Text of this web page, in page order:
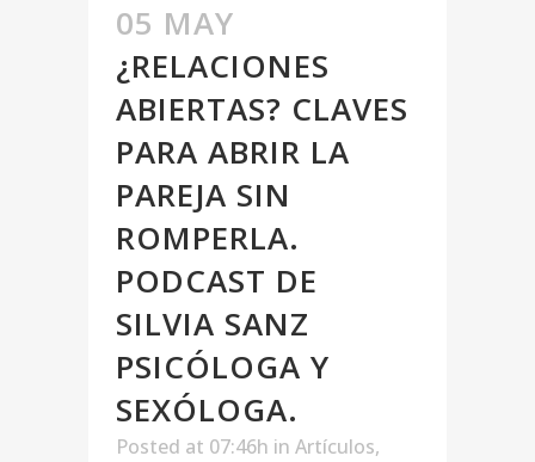
05 MAY
¿RELACIONES
ABIERTAS? CLAVES
PARA ABRIR LA
PAREJA SIN
ROMPERLA.
PODCAST DE
SILVIA SANZ
PSICÓLOGA Y
SEXÓLOGA.
Posted at 07:46h in Artículos,